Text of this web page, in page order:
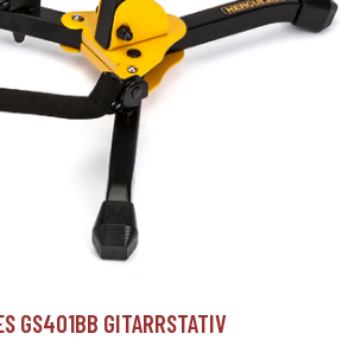
GS401BB GITARRSTATIV